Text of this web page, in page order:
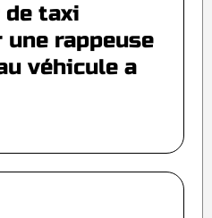
de taxi
rappeuse
véhicule a